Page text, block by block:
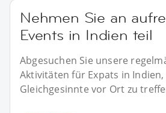
Nehmen Sie an
Events in Indien teil
Abgesuchen Sie unsere
Aktivitäten für Expats in
Gleichgesinnte vor Ort zu